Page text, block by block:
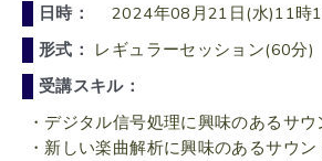
日時：
2024年08月21日(水)11時
形式： レギュラーセッション(60分)
受講スキル：
・デジタル信号処理に興味のあるサ
・新しい楽曲解析に興味のあるサウ